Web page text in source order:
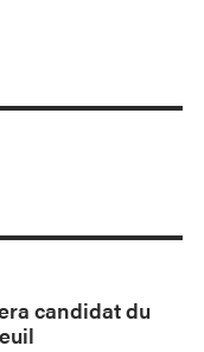
candidat du